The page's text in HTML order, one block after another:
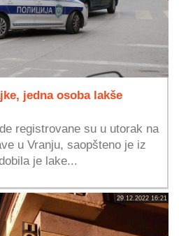
jedna osoba lakše
registrovane su u utorak na
u Vranju, saopšteno je iz
je lake...
29.12.2022 16:21